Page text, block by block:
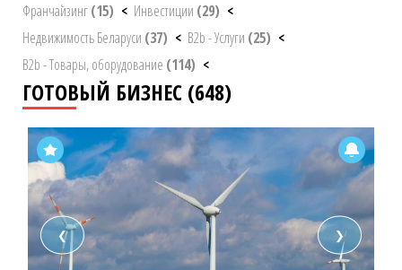
Франчайзинг(15) < Инвестиции (29) <
Недвижимость Беларуси (37) < B2b - Услуги (25) <
B2b - Товары, оборудование (114) <
ГОТОВЫЙ БИЗНЕС (648)
❮ ❯